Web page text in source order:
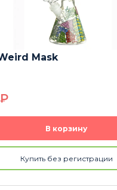
Vase
P
В корзину
Купить без регистрации